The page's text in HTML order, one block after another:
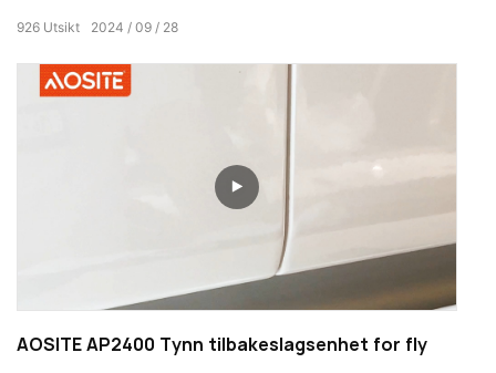
og praktisk hjemmerom for deg med sin ultratynne
design, praktiske betjening, superlastbærende og
2024 09 28
926 Utsikt
AOSITE AP2400 Tynn tilbakeslagsenhet for fly